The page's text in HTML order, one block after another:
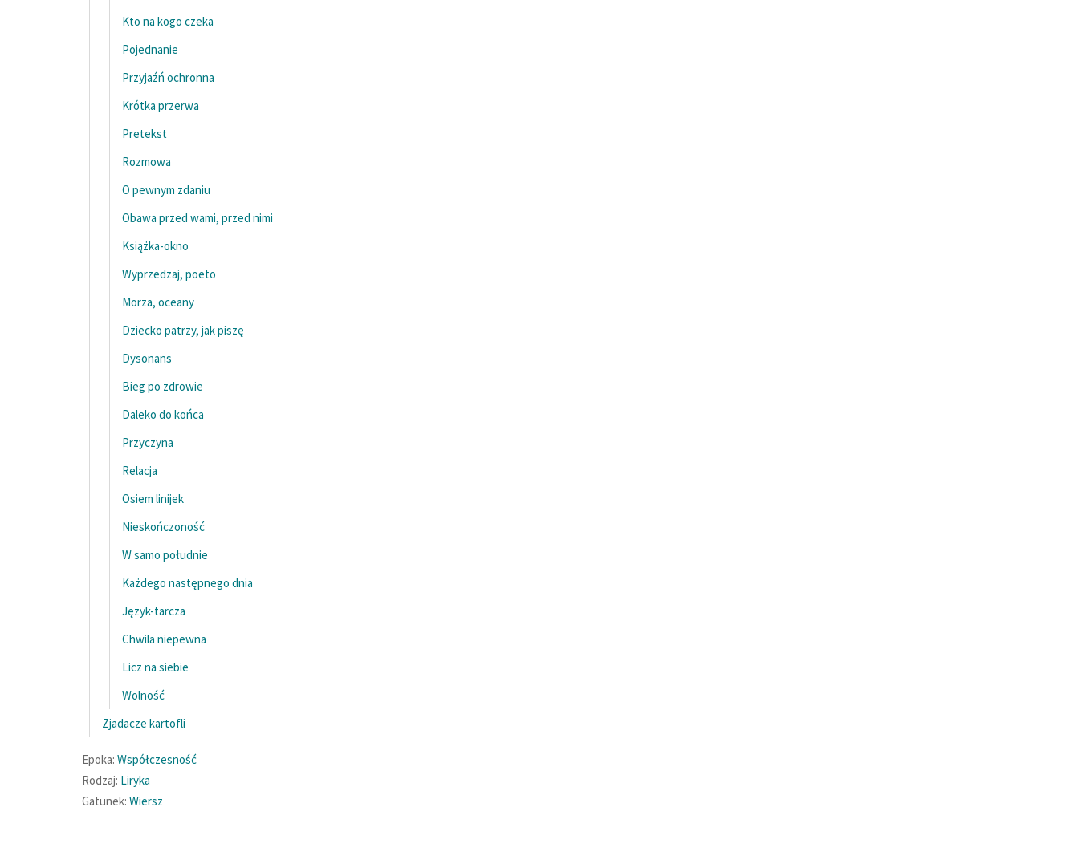
Kto na kogo czeka
Pojednanie
Przyjaźń ochronna
Krótka przerwa
Pretekst
Rozmowa
O pewnym zdaniu
Obawa przed wami, przed nimi
Książka-okno
Wyprzedzaj, poeto
Morza, oceany
Dziecko patrzy, jak piszę
Dysonans
Bieg po zdrowie
Daleko do końca
Przyczyna
Relacja
Osiem linijek
Nieskończoność
W samo południe
Każdego następnego dnia
Język-tarcza
Chwila niepewna
Licz na siebie
Wolność
Zjadacze kartofli
Epoka: Współczesność
Rodzaj: Liryka
Gatunek: Wiersz